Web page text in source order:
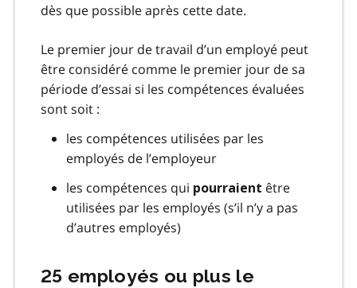
dès que possible après cette date.
Le premier jour de travail d’un employé peut
être considéré comme le premier jour de sa
période d’essai si les compétences évaluées
sont soit :
les compétences utilisées par les
employés de l’employeur
les compétences qui pourraient être
utilisées par les employés (s’il n’y a pas
d’autres employés)
25 employés ou plus le